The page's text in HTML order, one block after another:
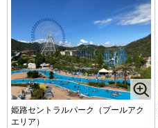
姫路セントラルパーク（プールアク
エリア）